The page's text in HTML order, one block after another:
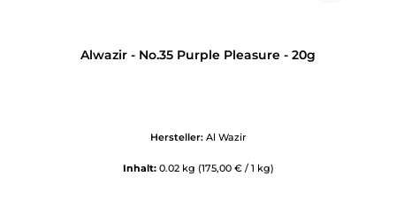
Alwazir - No.35 Purple Pleasure - 20g
Hersteller: Al Wazir
Inhalt: 0.02 kg (175,00 € / 1 kg)